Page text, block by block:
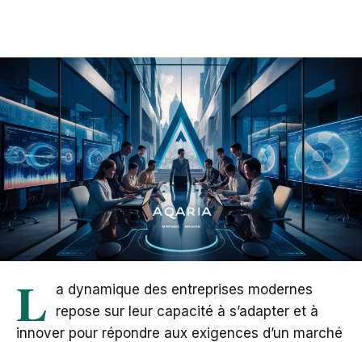
L
a dynamique des entreprises modernes
repose sur leur capacité à s’adapter et à
innover pour répondre aux exigences d’un marché